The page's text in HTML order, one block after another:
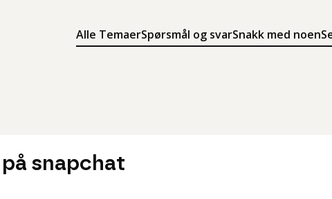
Alle TemaerSpørsmål og svarSnakk med noen
Søk
Meny
snapchat